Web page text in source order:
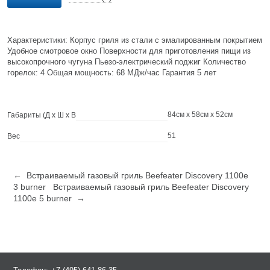
Характеристики: Корпус гриля из стали с эмалированным покрытием
Удобное смотровое окно Поверхности для приготовления пищи из
высокопрочного чугуна Пьезо-электрический поджиг Количество
горелок: 4 Общая мощность: 68 МДж/час Гарантия 5 лет
Габариты (Д х Ш х В 84см x 58см x 52см
Вес 51
← Встраиваемый газовый гриль Beefeater Discovery 1100e
3 burner
Встраиваемый газовый гриль Beefeater Discovery
1100e 5 burner →